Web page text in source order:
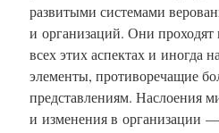
развитыми системами
и организаций. Они
всех этих аспектах и иногда
элементы, противоречащие
представлениям. Наслоения
и изменения в организации